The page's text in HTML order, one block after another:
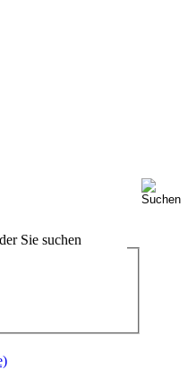
Sie suchen